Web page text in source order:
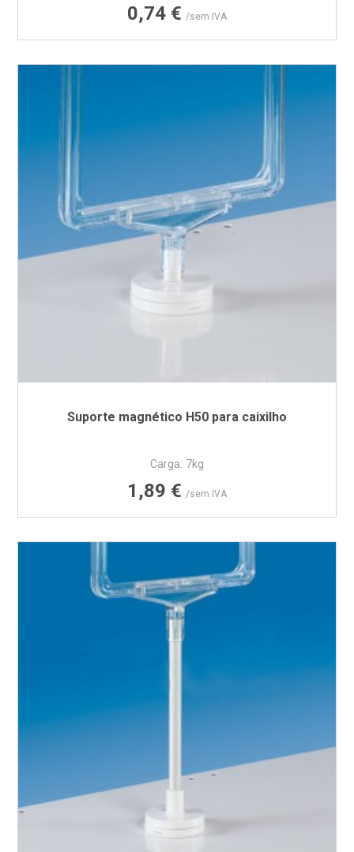
Preço
0,74 € /sem IVA
Suporte magnético H50 para caixilho
Carga: 7kg
Preço
1,89 € /sem IVA